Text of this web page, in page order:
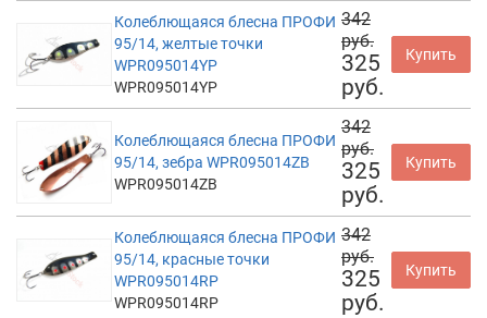
Колеблющаяся блесна ПРОФИ
95/14, желтые точки
WPR095014YP
WPR095014YP
342
руб.
325
руб.
Купить
Колеблющаяся блесна ПРОФИ
95/14, зебра WPR095014ZB
WPR095014ZB
342
руб.
325
руб.
Купить
Колеблющаяся блесна ПРОФИ
95/14, красные точки
WPR095014RP
WPR095014RP
342
руб.
325
руб.
Купить